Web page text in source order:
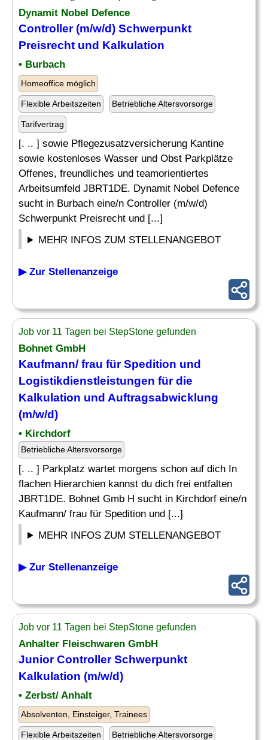
Dynamit Nobel Defence
Controller (m/w/d) Schwerpunkt
Preisrecht und Kalkulation
• Burbach
Homeoffice möglich
Flexible Arbeitszeiten Betriebliche Altersvorsorge
Tarifvertrag
[. .. ] sowie Pflegezusatzversicherung Kantine
sowie kostenloses Wasser und Obst Parkplätze
Offenes, freundliches und teamorientiertes
Arbeitsumfeld JBRT1DE. Dynamit Nobel Defence
sucht in Burbach eine/n Controller (m/w/d)
Schwerpunkt Preisrecht und [...]
MEHR INFOS ZUM STELLENANGEBOT
▶ Zur Stellenanzeige
Job vor 11 Tagen bei StepStone gefunden
Bohnet GmbH
Kaufmann/ frau für Spedition und
Logistikdienstleistungen für die
Kalkulation und Auftragsabwicklung
(m/w/d)
• Kirchdorf
Betriebliche Altersvorsorge
[. .. ] Parkplatz wartet morgens schon auf dich In
flachen Hierarchien kannst du dich frei entfalten
JBRT1DE. Bohnet Gmb H sucht in Kirchdorf eine/n
Kaufmann/ frau für Spedition und [...]
MEHR INFOS ZUM STELLENANGEBOT
▶ Zur Stellenanzeige
Job vor 11 Tagen bei StepStone gefunden
Anhalter Fleischwaren GmbH
Junior Controller Schwerpunkt
Kalkulation (m/w/d)
• Zerbst/ Anhalt
Absolventen, Einsteiger, Trainees
Flexible Arbeitszeiten Betriebliche Altersvorsorge